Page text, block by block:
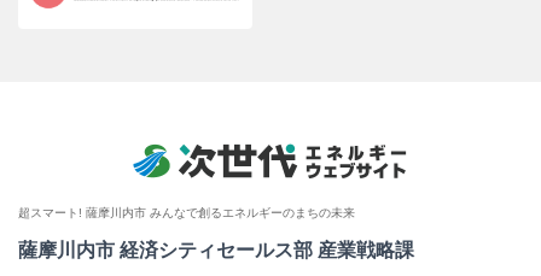
超スマート! 薩摩川内市 みんなで創るエネルギーのまちの未来
薩摩川内市 経済シティセールス部 産業戦略課